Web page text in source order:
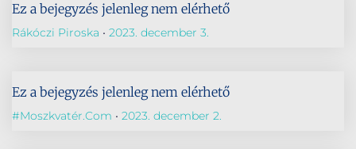
Ez a bejegyzés jelenleg nem elérhető
Rákóczi Piroska 2023. december 3.
Ez a bejegyzés jelenleg nem elérhető
#Moszkvatér.com 2023. december 2.